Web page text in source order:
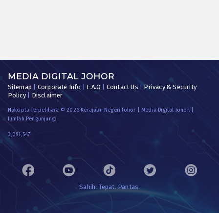
MEDIA DIGITAL JOHOR
Sitemap Corporate Info F.A.Q Contact Us |Privacy & Security
Policy| Disclaimer
Hakcipta Terpelihara © 2026 Kerajaan Negeri Johor | Media Digital Johor. |
Jumlah Pengunjung:
3,091,547
Sahih. Tepat. Pantas.